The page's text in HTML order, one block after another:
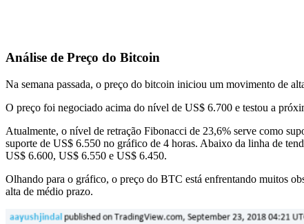
Análise de Preço do Bitcoin
Na semana passada, o preço do bitcoin iniciou um movimento de
O preço foi negociado acima do nível de US$ 6.700 e testou a
Atualmente, o nível de retração Fibonacci de 23,6% serve como
suporte de US$ 6.550 no gráfico de 4 horas. Abaixo da linha de
US$ 6.600, US$ 6.550 e US$ 6.450.
Olhando para o gráfico, o preço do BTC está enfrentando muitos
alta de médio prazo.